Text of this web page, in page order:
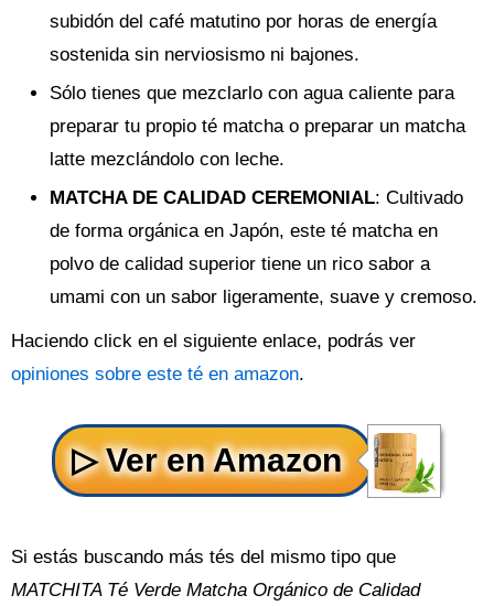
subidón del café matutino por horas de energía
sostenida sin nerviosismo ni bajones.
Sólo tienes que mezclarlo con agua caliente para
preparar tu propio té matcha o preparar un matcha
latte mezclándolo con leche.
MATCHA DE CALIDAD CEREMONIAL: Cultivado
de forma orgánica en Japón, este té matcha en
polvo de calidad superior tiene un rico sabor a
umami con un sabor ligeramente, suave y cremoso.
Haciendo click en el siguiente enlace, podrás ver
opiniones sobre este té en amazon.
Si estás buscando más tés del mismo tipo que
MATCHITA Té Verde Matcha Orgánico de Calidad